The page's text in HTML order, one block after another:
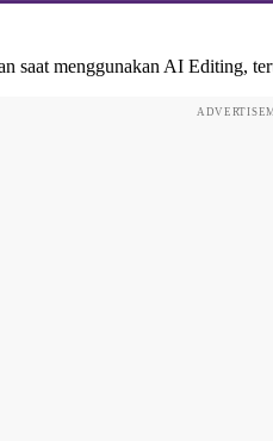
saat menggunakan AI Editing,